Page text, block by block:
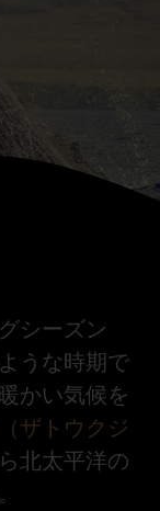
シーズン
うな時期で
かい気候を
ザトウクジ
北太平洋の